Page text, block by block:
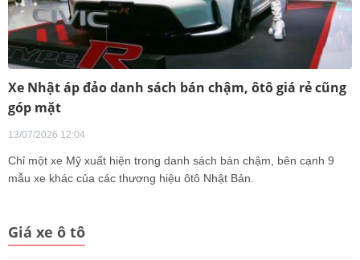
Xe Nhật áp đảo danh sách bán chậm, ôtô giá rẻ cũng
góp mặt
13/07/2026 12:04
Chỉ một xe Mỹ xuất hiện trong danh sách bán chậm, bên cạnh 9
mẫu xe khác của các thương hiệu ôtô Nhật Bản.
Giá xe ô tô